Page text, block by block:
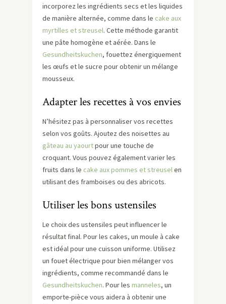
incorporez les ingrédients secs et les liquides
de manière alternée, comme dans le cake aux
myrtilles et streusel. Cette méthode garantit
une pâte homogène et aérée. Dans le
Gesundheitskuchen, fouettez énergiquement
les œufs et le sucre pour obtenir un mélange
mousseux.
Adapter les recettes à vos envies
N’hésitez pas à personnaliser vos recettes
selon vos goûts. Ajoutez des noisettes au
gâteau au yaourtpour une touche de
croquant. Vous pouvez également varier les
fruits dans le cake aux pommes et streuselen
utilisant des framboises ou des abricots.
Utiliser les bons ustensiles
Le choix des ustensiles peut influencer le
résultat final. Pour les cakes, un moule à cake
est idéal pour une cuisson uniforme. Utilisez
un fouet électrique pour bien mélanger vos
ingrédients, comme recommandé dans le
Gesundheitskuchen. Pour les manneles, un
emporte-pièce vous aidera à obtenir une